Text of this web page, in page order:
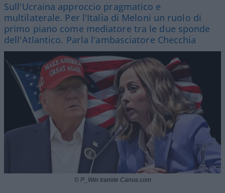
Sull'Ucraina approccio pragmatico e
multilaterale. Per l'Italia di Meloni un ruolo di
primo piano come mediatore tra le due sponde
dell'Atlantico. Parla l'ambasciatore Checchia
© P_Wei tramite Canva.com